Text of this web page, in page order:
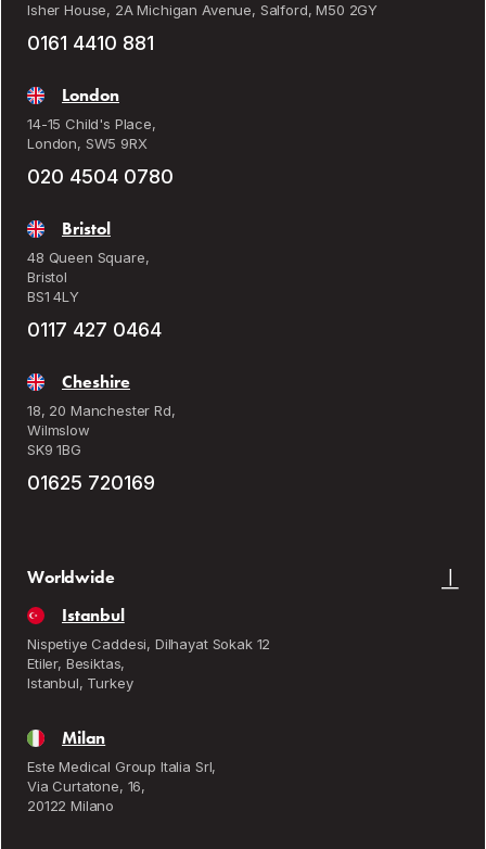
Isher House, 2A Michigan Avenue, Salford, M50 2GY
0161 4410 881
London
14-15 Child's Place,
London, SW5 9RX
020 4504 0780
Bristol
48 Queen Square,
Bristol
BS1 4LY
0117 427 0464
Cheshire
18, 20 Manchester Rd,
Wilmslow
SK9 1BG
01625 720169
Worldwide
Istanbul
Nispetiye Caddesi, Dilhayat Sokak 12
Etiler, Besiktas,
Istanbul, Turkey
Milan
Este Medical Group Italia Srl,
Via Curtatone, 16,
20122 Milano